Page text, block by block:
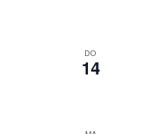
DO
14